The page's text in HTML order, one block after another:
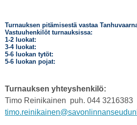
Turnauksen pitämisestä vastaa
Vastuuhenkilöt turnauksissa:
1-2 luokat:
3-4 luokat:
5-6 luokan tytöt:
5-6 luokan pojat:
Turnauksen yhteyshenkilö:
Timo Reinikainen puh. 044 3216383